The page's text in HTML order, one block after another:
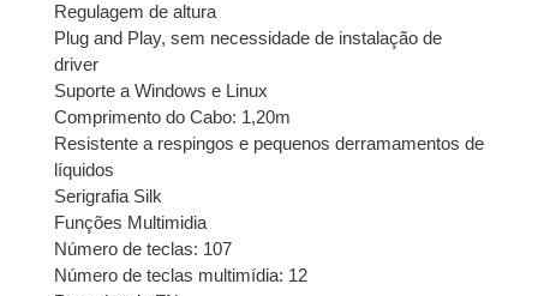
Regulagem de altura
Plug and Play, sem necessidade de instalação de
driver
Suporte a Windows e Linux
Comprimento do Cabo: 1,20m
Resistente a respingos e pequenos derramamentos de
líquidos
Serigrafia Silk
Funções Multimidia
Número de teclas: 107
Número de teclas multimídia: 12